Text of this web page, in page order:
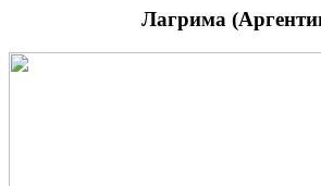
Лагрима